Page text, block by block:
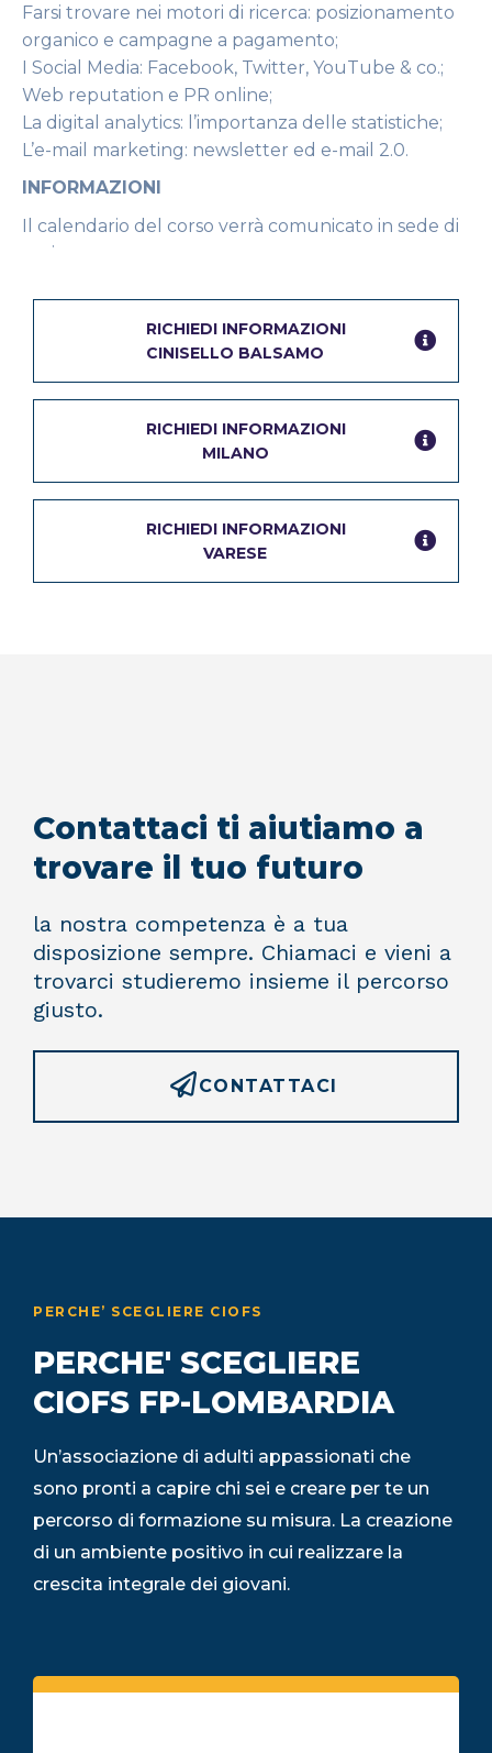
Farsi trovare nei motori di ricerca: posizionamento
organico e campagne a pagamento;
I Social Media: Facebook, Twitter, YouTube & co.;
Web reputation e PR online;
La digital analytics: l’importanza delle statistiche;
L’e-mail marketing: newsletter ed e-mail 2.0.
INFORMAZIONI
Il calendario del corso verrà comunicato in sede di
avvio.
10 partecipantiRICHIEDI INFORMAZIONI
CINISELLO BALSAMO
RICHIEDI INFORMAZIONI
MILANO
RICHIEDI INFORMAZIONI
VARESE
Contattaci ti aiutiamo a
trovare il tuo futuro
la nostra competenza è a tua
disposizione sempre. Chiamaci e vieni a
trovarci studieremo insieme il percorso
giusto.
CONTATTACI
PERCHE’ SCEGLIERE CIOFS
PERCHE' SCEGLIERE
CIOFS FP-LOMBARDIA
Un’associazione di adulti appassionati che
sono pronti a capire chi sei e creare per te un
percorso di formazione su misura. La creazione
di un ambiente positivo in cui realizzare la
crescita integrale dei giovani.